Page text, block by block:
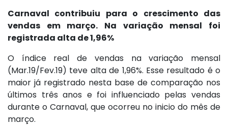
Carnaval contribuiu para o crescimento das
vendas em março. Na variação mensal foi
registrada alta de 1,96%
O índice real de vendas na variação mensal
(Mar.19/Fev.19) teve alta de 1,96%. Esse resultado é o
maior já registrado nesta base de comparação nos
últimos três anos e foi influenciado pelas vendas
durante o Carnaval, que ocorreu no inicio do mês de
março.